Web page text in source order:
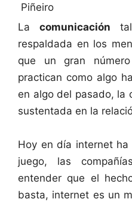
La comunicación
respaldada en los
que un gran
practican como algo
en algo del pasado, la
sustentada en la
Hoy en día internet
juego, las
entender que el
basta, internet es un